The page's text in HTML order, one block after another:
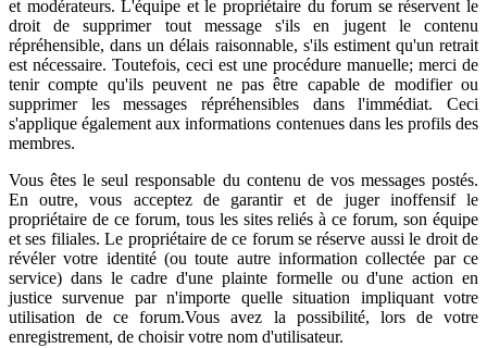
et modérateurs. L'équipe et le propriétaire du forum se réservent le
droit de supprimer tout message s'ils en jugent le contenu
répréhensible, dans un délais raisonnable, s'ils estiment qu'un retrait
est nécessaire. Toutefois, ceci est une procédure manuelle; merci de
tenir compte qu'ils peuvent ne pas être capable de modifier ou
supprimer les messages répréhensibles dans l'immédiat. Ceci
s'applique également aux informations contenues dans les profils des
membres.
Vous êtes le seul responsable du contenu de vos messages postés.
En outre, vous acceptez de garantir et de juger inoffensif le
propriétaire de ce forum, tous les sites reliés à ce forum, son équipe
et ses filiales. Le propriétaire de ce forum se réserve aussi le droit de
révéler votre identité (ou toute autre information collectée par ce
service) dans le cadre d'une plainte formelle ou d'une action en
justice survenue par n'importe quelle situation impliquant votre
utilisation de ce forum.Vous avez la possibilité, lors de votre
enregistrement, de choisir votre nom d'utilisateur.